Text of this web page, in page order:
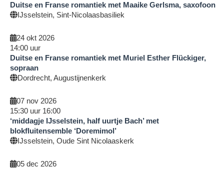
Duitse en Franse romantiek met Maaike Gerlsma, saxofoon
IJsselstein, Sint-Nicolaasbasiliek
24 okt 2026
14:00 uur
Duitse en Franse romantiek met Muriel Esther Flückiger,
sopraan
Dordrecht, Augustijnenkerk
07 nov 2026
15:30 uur 16:00
‘middagje IJsselstein, half uurtje Bach’ met
blokfluitensemble ‘Doremimol’
IJsselstein, Oude Sint Nicolaaskerk
05 dec 2026